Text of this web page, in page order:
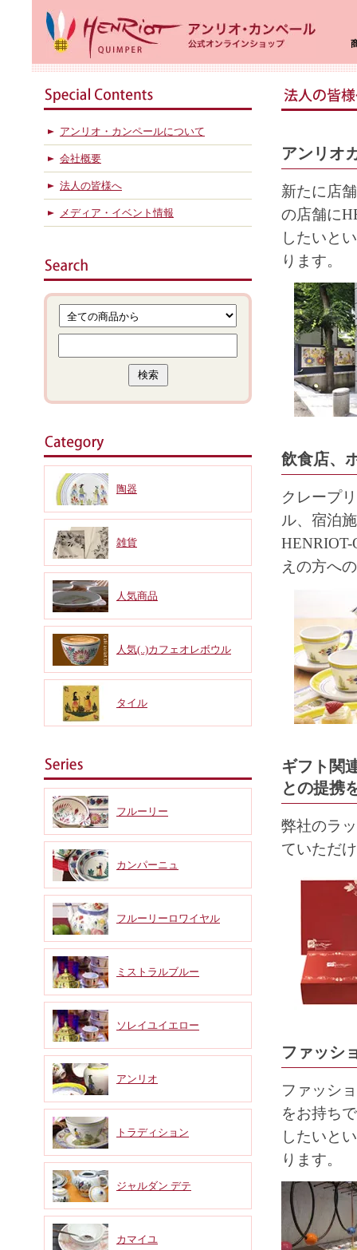
アンリオ
新たに店
の店舗に
したいと
ります。
飲食店、
クレープ
ル、宿泊
えの方へ
ギフト関
との提携
弊社のラ
ていただ
ファッシ
ファッシ
をお持ち
したいと
ります。
アンリオ・カンペールについて
会社概要
法人の皆様へ
メディア・イベント情報
陶器
雑貨
人気商品
人気(..)カフェオレボウル
タイル
フルーリー
カンパーニュ
フルーリーロワイヤル
ミストラルブルー
ソレイユイエロー
アンリオ
トラディション
ジャルダン デテ
カマイユ